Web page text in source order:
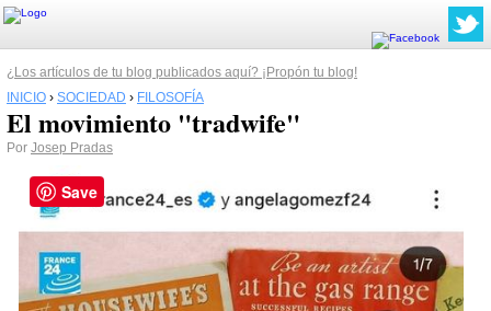
¿Los artículos de tu blog publicados aquí? ¡Propón tu blog!
INICIO › SOCIEDAD › FILOSOFÍA
El movimiento "tradwife"
Por Josep Pradas
Save